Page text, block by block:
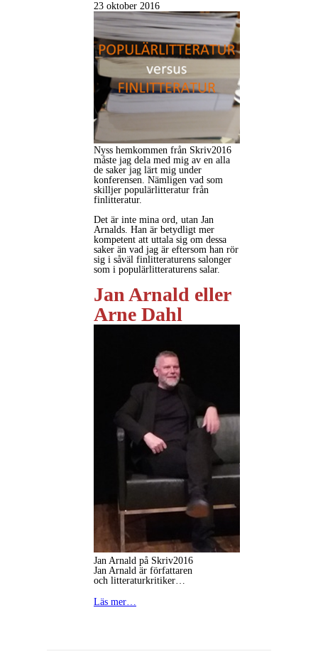
23 oktober 2016
Nyss hemkommen från Skriv2016
måste jag dela med mig av en alla
de saker jag lärt mig under
konferensen. Nämligen vad som
skilljer populärlitteratur från
finlitteratur.
Det är inte mina ord, utan Jan
Arnalds. Han är betydligt mer
kompetent att uttala sig om dessa
saker än vad jag är eftersom han rör
sig i såväl finlitteraturens salonger
som i populärlitteraturens salar.
Jan Arnald eller
Arne Dahl
Jan Arnald på Skriv2016
Jan Arnald är författaren
och litteraturkritiker…
Läs mer…